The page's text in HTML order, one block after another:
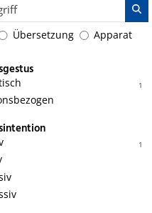
Übersetzung Apparat
1
1